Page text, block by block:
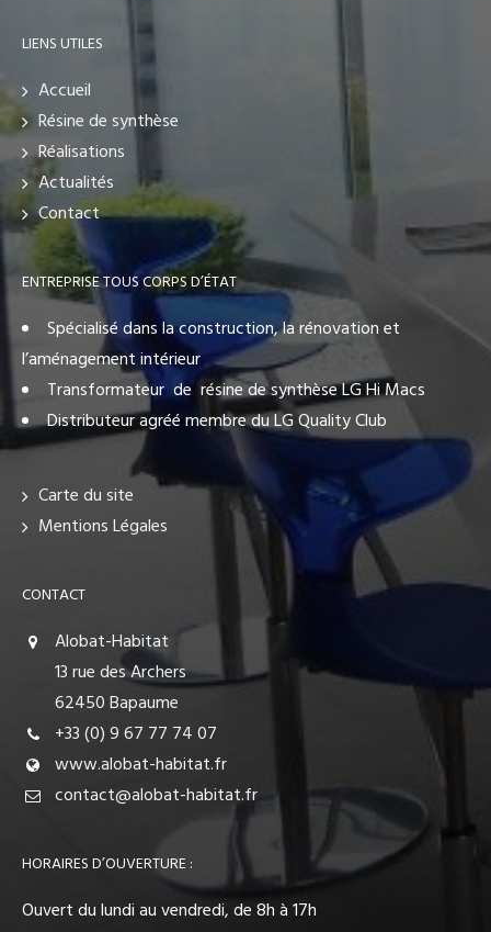
LIENS UTILES
Accueil
Résine de synthèse
Réalisations
Actualités
Contact
ENTREPRISE TOUS CORPS D’ÉTAT
Spécialisé dans la construction, la rénovation et
l’aménagement intérieur
Transformateur de résine de synthèse LG Hi Macs
Distributeur agréé membre du LG Quality Club
Carte du site
Mentions Légales
CONTACT
Alobat-Habitat
13 rue des Archers
62450 Bapaume
+33 (0) 9 67 77 74 07
www.alobat-habitat.fr
contact@alobat-habitat.fr
HORAIRES D’OUVERTURE :
Ouvert du lundi au vendredi, de 8h à 17h